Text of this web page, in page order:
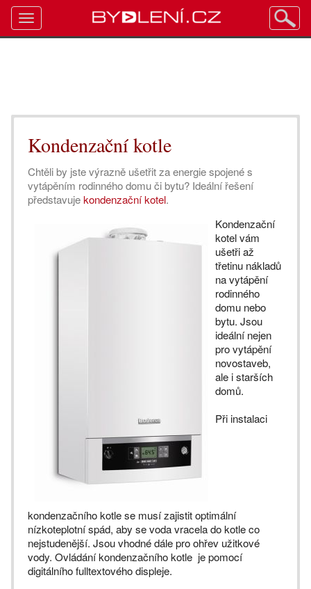
Kondenzační kotle
Chtěli by jste výrazně ušetřit za energie spojené s
vytápěním rodinného domu či bytu? Ideální řešení
představujekondenzační kotel.
Kondenzační
kotel vám
ušetři až
třetinu nákladů
na vytápění
rodinného
domu nebo
bytu. Jsou
ideální nejen
pro vytápění
novostaveb,
ale i starších
domů.
Při instalaci
kondenzačního kotle se musí zajistit optimální
nízkoteplotní spád, aby se voda vracela do kotle co
nejstudenější. Jsou vhodné dále pro ohřev užitkové
vody. Ovládání kondenzačního kotle je pomocí
digitálního fulltextového displeje.
Toggle
navigation